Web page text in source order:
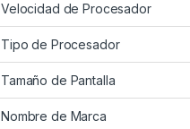
Velocidad de Procesador
Tipo de Procesador
Tamaño de Pantalla
Nombre de Marca